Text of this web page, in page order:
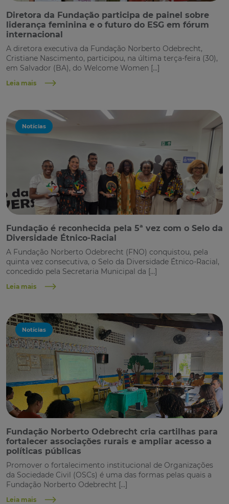
Diretora da Fundação participa de painel sobre
liderança feminina e o futuro do ESG em fórum
internacional
A diretora executiva da Fundação Norberto Odebrecht,
Cristiane Nascimento, participou, na última terça-feira (30),
em Salvador (BA), do Welcome Women […]
Leia mais
Notícias
Fundação é reconhecida pela 5ª vez com o Selo da
Diversidade Étnico-Racial
A Fundação Norberto Odebrecht (FNO) conquistou, pela
quinta vez consecutiva, o Selo da Diversidade Étnico-Racial,
concedido pela Secretaria Municipal da […]
Leia mais
Notícias
Fundação Norberto Odebrecht cria cartilhas para
fortalecer associações rurais e ampliar acesso a
políticas públicas
Promover o fortalecimento institucional de Organizações
da Sociedade Civil (OSCs) é uma das formas pelas quais a
Fundação Norberto Odebrecht […]
Leia mais